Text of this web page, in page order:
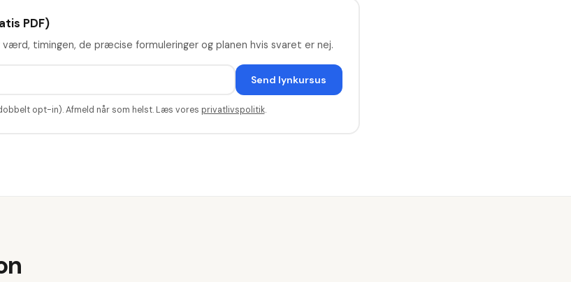
PDF)
timingen, de præcise formuleringer og planen hvis svaret er nej.
Send lynkursus
opt-in). Afmeld når som helst. Læs vores privatlivspolitik.